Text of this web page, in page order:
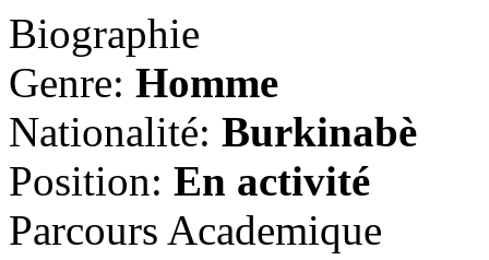
Biographie
Genre: Homme
Nationalité: Burkinabè
Position: En activité
Parcours Academique